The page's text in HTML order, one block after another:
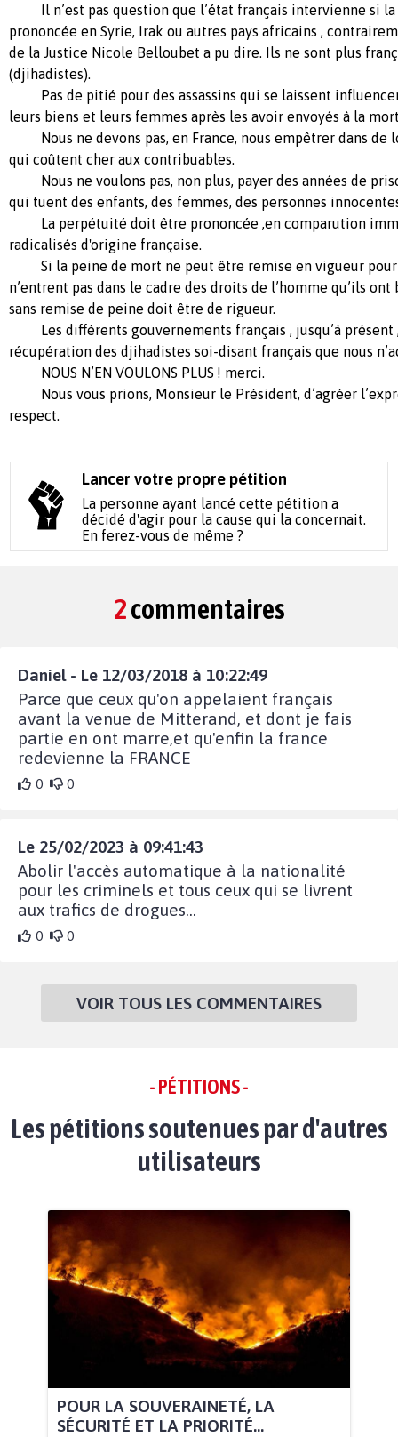
Il n’est pas question que l’état français intervienne si la
prononcée en Syrie, Irak ou autres pays africains ,
de la Justice Nicole Belloubet a pu dire. Ils ne sont plus
(djihadistes).
Pas de pitié pour des assassins qui se laissent
leurs biens et leurs femmes après les avoir envoyés à la
Nous ne devons pas, en France, nous empêtrer dans de
qui coûtent cher aux contribuables.
Nous ne voulons pas, non plus, payer des années de
qui tuent des enfants, des femmes, des personnes
La perpétuité doit être prononcée ,en comparution
radicalisés d'origine française.
Si la peine de mort ne peut être remise en vigueur pour
n’entrent pas dans le cadre des droits de l’homme qu’ils
sans remise de peine doit être de rigueur.
Les différents gouvernements français , jusqu’à présent
récupération des djihadistes soi-disant français que nous
NOUS N’EN VOULONS PLUS ! merci.
Nous vous prions, Monsieur le Président, d’agréer
respect.
Lancer votre propre pétition
La personne ayant lancé cette pétition a
décidé d'agir pour la cause qui la concernait.
En ferez-vous de même ?
2commentaires
Daniel - Le 12/03/2018 à 10:22:49
Parce que ceux qu'on appelaient français
avant la venue de Mitterand, et dont je fais
partie en ont marre,et qu'enfin la france
redevienne la FRANCE
0 0
Le 25/02/2023 à 09:41:43
Abolir l'accès automatique à la nationalité
pour les criminels et tous ceux qui se livrent
aux trafics de drogues...
0 0
VOIR TOUS LES COMMENTAIRES
- PÉTITIONS -
Les pétitions soutenues par d'autres
utilisateurs
POUR LA SOUVERAINETÉ, LA
SÉCURITÉ ET LA PRIORITÉ...